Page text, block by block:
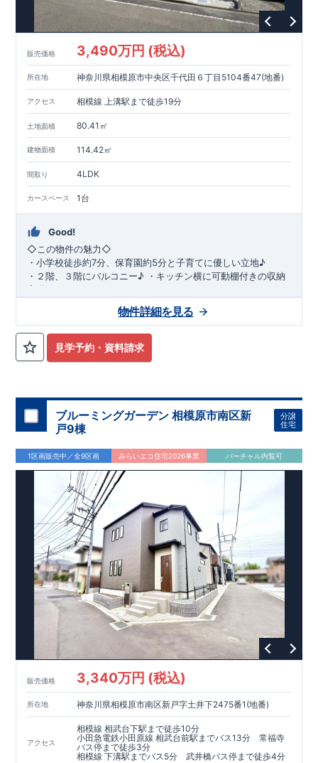
販売価格 3,490万円 (税込)
所在地 神奈川県相模原市中央区千代田６丁目5104番47(地番)
アクセス 相模線 上溝駅まで徒歩19分
土地面積 80.41㎡
建物面積 114.42㎡
間取り 4LDK
カースペース 1台
Good!
◇この物件の魅力◇
・小学校徒歩約7分、保育園約5分と子育てに優しい立地♪
・２階、３階にバルコニー♪ ・キッチン横に可動棚付きの収納
完備。
・家族で過ごすこともできるワイドバルコニー完備。
相模線「上溝」駅徒歩19分 ◇ロケーション
・相模原市立星が丘小学校
徒歩7分 ・オーケ
ー相模原店
模原店 徒歩
・やまうち医院 徒歩
ります。 ・設計、施工、営業が互いに協力しあい、最良のプラ
ンを提供いたします。 ・不要な中間マージンを抑えることで、
コストダウンに努めています。
・東栄住宅
の建物は、国が定めた耐震等級で3を取得。建築基準法で定め
られた、｢数百年に一度発生する地震に対して、倒壊、崩壊しな
い。｣という基準から、さらに
倍の耐震力を達成していま
【住宅性能評価ダブル取得】
・設計住宅性能評価：建物
設計段階で、国が認めた第三者機関が評価しています。
住宅性能評価：評価を受けた図面通りに施工されているか、建
設までに、計4回のチェックが行われます。
図面や書類上だけ
でなく、現場の施工状況を検査した上で、品質を保証していま
す。 【充実のアフターサポート】
・東栄住宅では、お引渡し後最大10回の無料定期点検と、
年
間の品質保証を実施。お引渡しからが本当のお付き合いだと考
え、アフターサービスを外部の業者に委託せず、東栄住宅グル
ープ「東栄ホームサービス株式会社」にて責任をもって対応い
たします。
見学予約・資料請求
物件詳細を見る
ブルーミングガーデン 相模原市南区新
戸9棟
分譲
住宅
1区画販売中／全9区画 みらいエコ住宅2026事業 バーチャル内覧可
販売価格 3,340万円 (税込)
所在地 神奈川県相模原市南区新戸字土井下2475番1(地番)
アクセス
相模線 相武台下駅まで徒歩10分
小田急電鉄小田原線 相武台前駅までバス13分 常福寺
バス停まで徒歩3分
相模線 下溝駅までバス5分 武井橋バス停まで徒歩4分